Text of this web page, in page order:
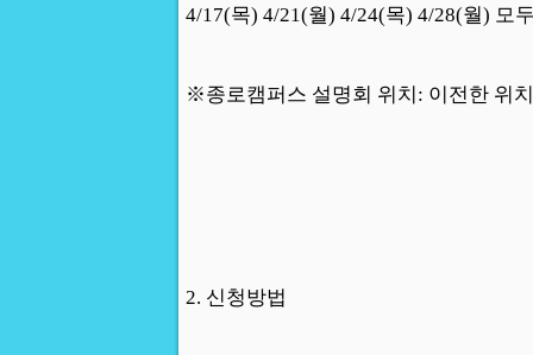
4/17(목) 4/21(월) 4/24(목) 4/28(월) 모
※종로캠퍼스 설명회 위치: 이전한 위
2. 신청방법